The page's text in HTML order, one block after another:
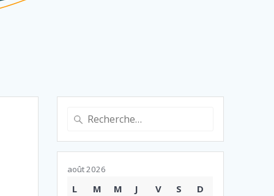
Recherche
:
août 2026
L M M J V S D